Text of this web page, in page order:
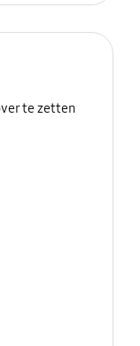
te zetten